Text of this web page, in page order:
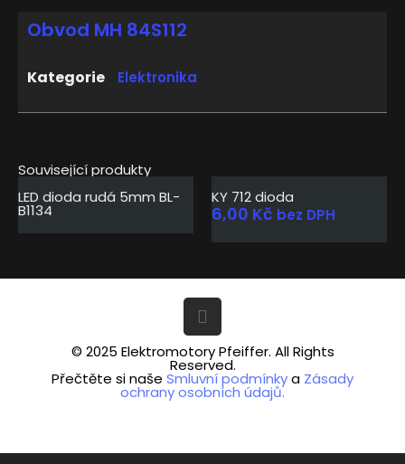
Související produkty
LED dioda rudá 5mm BL-
B1134
Vyprodáno
KY 712 dioda
6,00 Kč bez DPH
Obvod MH 84S112
Kategorie Elektronika
© 2025 Elektromotory Pfeiffer. All Rights
Reserved.
Přečtěte si naše Smluvní podmínkya Zásady
ochrany osobních údajů.